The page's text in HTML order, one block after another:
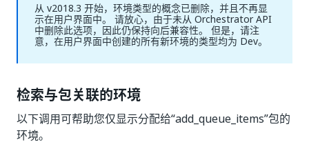
从 v2018.3 开始，环境类型的概念已删除，并且不再显
示在用户界面中。 请放心，由于未从 Orchestrator API
中删除此选项，因此仍保持向后兼容性。 但是，请注
意，在用户界面中创建的所有新环境的类型均为 Dev。
检索与包关联的环境
以下调用可帮助您仅显示分配给“add_queue_items”包的
环境。